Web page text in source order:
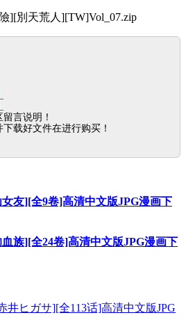
][別天荒人][TW]Vol_07.zip
言说明！
载好文件在进行购买！
友][全9卷]高清中文版JPG漫画下
族][全24卷]高清中文版JPG漫画下